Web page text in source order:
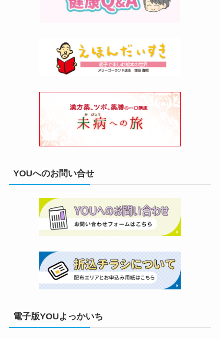
YOUへのお問い合せ
電子版YOUよっかいち